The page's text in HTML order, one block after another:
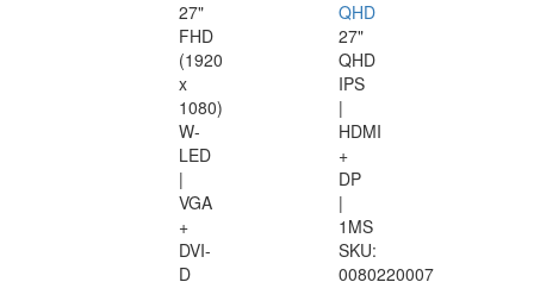
27"
FHD
(1920
x
1080)
W-
LED
|
VGA
+
DVI-
D
QHD
27"
QHD
IPS
|
HDMI
+
DP
|
1MS
SKU:
0080220007